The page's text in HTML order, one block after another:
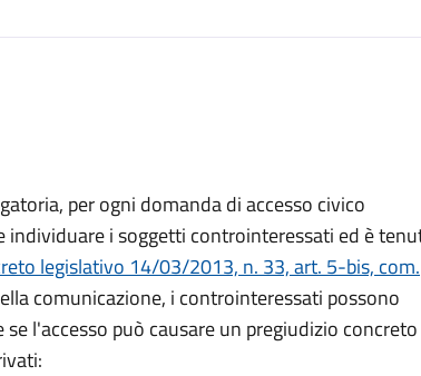
per ogni domanda di accesso civico
i soggetti controinteressati ed è
legislativo 14/03/2013, n. 33, art. 5-bis, com.
comunicazione, i controinteressati possono
l'accesso può causare un pregiudizio